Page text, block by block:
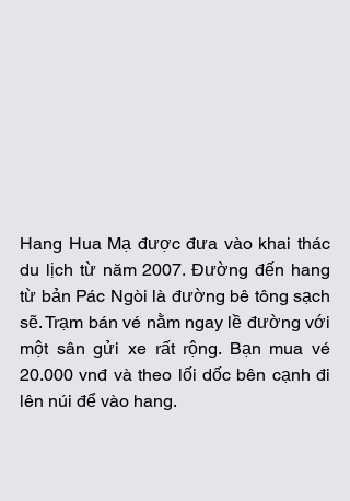
Hang Hua Mạ được đưa vào khai thác
du lịch từ năm 2007. Đường đến hang
từ bản Pác Ngòi là đường bê tông sạch
sẽ. Trạm bán vé nằm ngay lề đường với
một sân gửi xe rất rộng. Bạn mua vé
20.000 vnđ và theo lối dốc bên cạnh đi
lên núi để vào hang.